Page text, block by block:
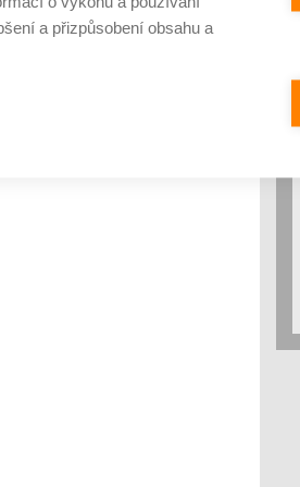
a přizpůsobení obsahu a